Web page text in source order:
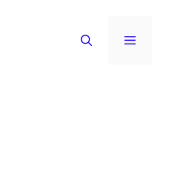
MENU